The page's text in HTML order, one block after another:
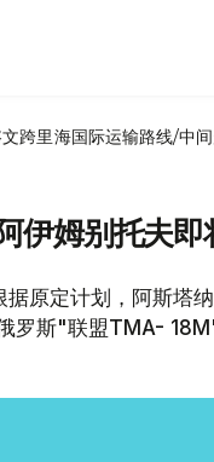
跨里海国际运输路线/中
伊姆别托夫
原定计划，阿斯塔
罗斯"联盟TMA-